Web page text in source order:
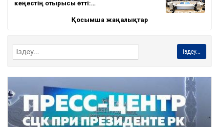
кеңестің отырысы өтті:…
Қосымша жаңалықтар
Іздеу...